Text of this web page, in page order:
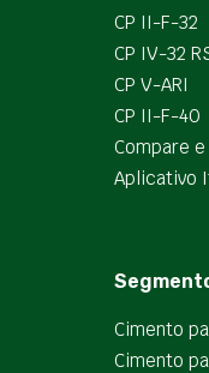
CP II-F-32
CP IV-32
CP V-ARI
CP II-F-40
Compare
Aplicativo
Cimento
Cimento